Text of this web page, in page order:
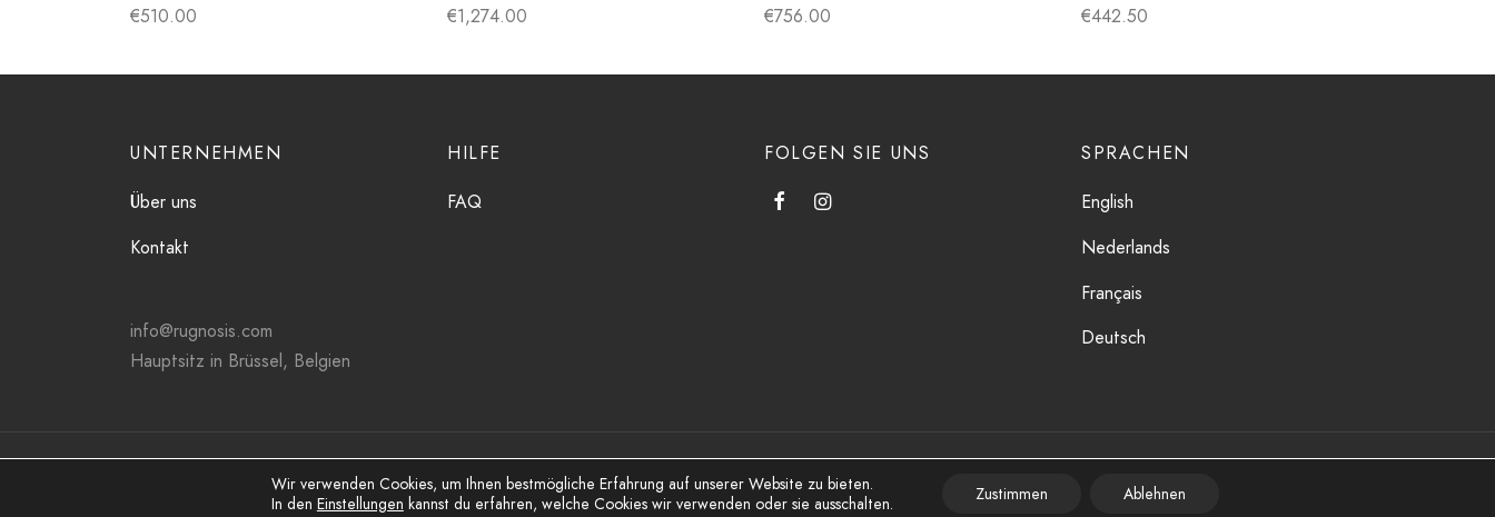
€510.00
€1,274.00
€756.00
€442.50
UNTERNEHMEN
Über uns
Kontakt
info@rugnosis.com
Hauptsitz in Brüssel, Belgien
HILFE
FAQ
FOLGEN SIE UNS
SPRACHEN
English
Nederlands
Français
Deutsch
Datenschutzbestimmungen Bedingungen und Konditionen
Wir verwenden Cookies, um Ihnen bestmögliche Erfahrung auf unserer Website zu bieten.
In den Einstellungen kannst du erfahren, welche Cookies wir verwenden oder sie ausschalten. Zustimmen Ablehnen